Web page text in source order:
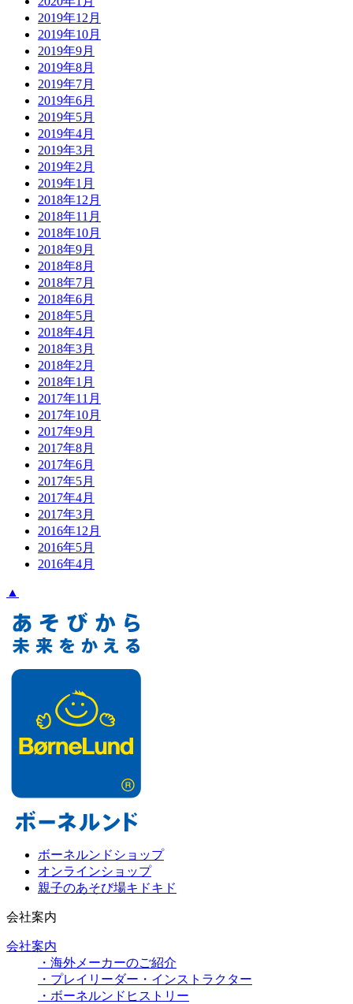
2019年12月
2019年10月
2019年9月
2019年8月
2019年7月
2019年6月
2019年5月
2019年4月
2019年3月
2019年2月
2019年1月
2018年12月
2018年11月
2018年10月
2018年9月
2018年8月
2018年7月
2018年6月
2018年5月
2018年4月
2018年3月
2018年2月
2018年1月
2017年11月
2017年10月
2017年9月
2017年8月
2017年6月
2017年5月
2017年4月
2017年3月
2016年12月
2016年5月
2016年4月
▲
ボーネルンドショップ
オンラインショップ
親子のあそび場キドキド
会社案内
会社案内
・海外メーカーのご紹介
・プレイリーダー・インストラクター
・ボーネルンドヒストリー